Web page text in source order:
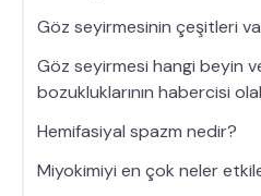
Göz seyirmesinin çeşitleri
Göz seyirmesi hangi beyin
bozukluklarının habercisi
Hemifasiyal spazm nedir?
Miyokimiyi en çok neler